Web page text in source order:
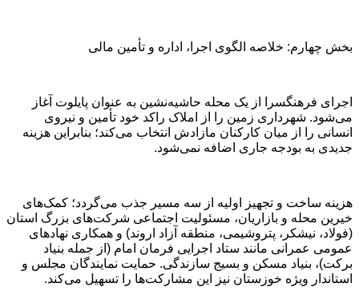
بخش چهارم: خلاصه الگوی اجرا، اداره و تأمین مالی
اجرای فرهنگسرا از یک محله حاشیه‌نشین به عنوان پایلوت آغاز
می‌شود. شهرداری زمین را از املاک راکد خود تأمین و نیروی
انسانی را از میان کارکنان مازادش انتخاب می‌کند؛ بنابراین هزینه
جدیدی به بودجه جاری اضافه نمی‌شود.
هزینه ساخت و تجهیز اولیه از سه مسیر جذب می‌گردد؛ کمک‌های
خیرین محله و بازاریان، مسئولیت اجتماعی شرکت‌های بزرگ استان
(فولاد، نیشکر، پتروشیمی، منطقه آزاد اروند) و همکاری نهادهای
عمومی عمرانی مانند ستاد اجرایی فرمان امام (از جمله بنیاد
برکت)، بنیاد مسکن و بسیج سازندگی. حمایت نمایندگان مجلس و
استاندار ویژه خوزستان نیز این مشارکت‌ها را تسهیل می‌کند.